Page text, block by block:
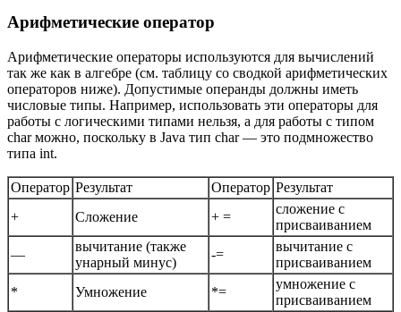
Арифметические оператор
Арифметические операторы используются для вычислений
так же как в алгебре (см. таблицу со сводкой арифметических
операторов ниже). Допустимые операнды должны иметь
числовые типы. Например, использовать эти операторы для
работы с логическими типами нельзя, а для работы с типом
char можно, поскольку в Java тип char — это подмножество
типа int.
Оператор Результат Оператор Результат
+
Сложение + =
сложение с
присваиванием
—
вычитание (также
унарный минус)
-=
вычитание с
присваиванием
*
Умножение *=
умножение с
присваиванием